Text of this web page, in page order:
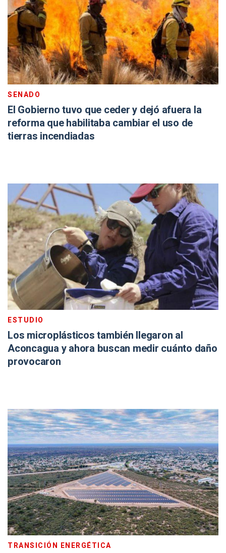
SENADO
El Gobierno tuvo que ceder y dejó afuera la
reforma que habilitaba cambiar el uso de
tierras incendiadas
ESTUDIO
Los microplásticos también llegaron al
Aconcagua y ahora buscan medir cuánto daño
provocaron
TRANSICIÓN ENERGÉTICA